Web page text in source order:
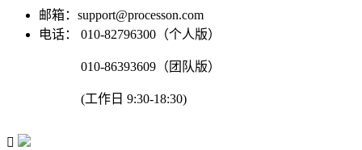
邮箱：support@processon.com
电话：
010-82796300（个人版）
010-86393609（团队版）
(工作日 9:30-18:30)
